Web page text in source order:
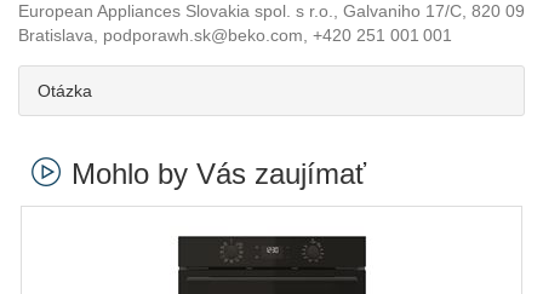
European Appliances Slovakia spol. s r.o., Galvaniho 17/C, 820 09
Bratislava, podporawh.sk@beko.com, +420 251 001 001
Otázka
Mohlo by Vás zaujímať